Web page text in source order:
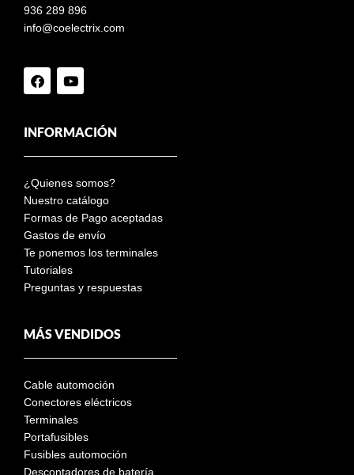
936 289 896
info@coelectrix.com
INFORMACIÓN
¿Quienes somos?
Nuestro catálogo
Formas de Pago aceptadas
Gastos de envío
Te ponemos los terminales
Tutoriales
Preguntas y respuestas
MÁS VENDIDOS
Cable automoción
Conectores eléctricos
Terminales
Portafusibles
Fusibles automoción
Descontadores de batería